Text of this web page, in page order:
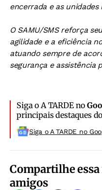
encerrada e as
O SAMU/SMS reforça
agilidade e a eficiência
atuando sempre de
segurança e assistência
Siga o A TARDE no
principais destaques
Siga o A TARDE no
Compartilhe
amigos